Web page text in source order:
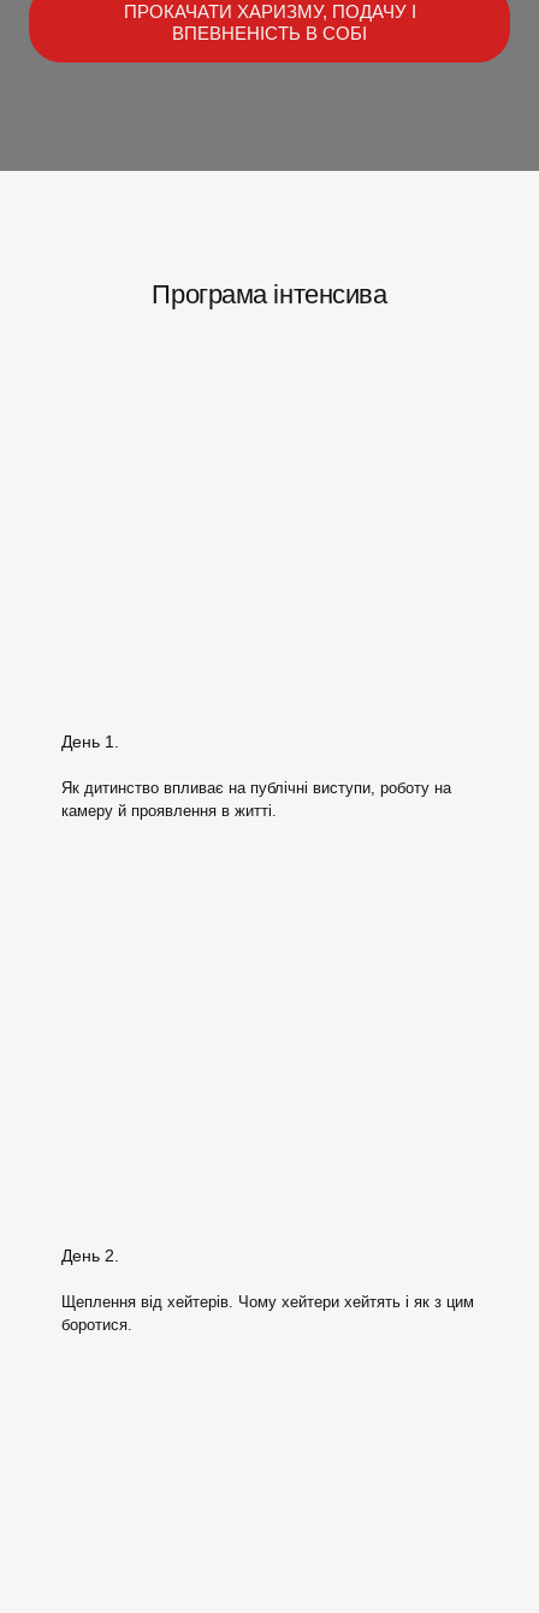
ПРОКАЧАТИ ХАРИЗМУ, ПОДАЧУ І
ВПЕВНЕНІСТЬ В СОБІ
Програма інтенсива
День 1.
Як дитинство впливає на публічні виступи, роботу на
камеру й проявлення в житті.
День 2.
Щеплення від хейтерів. Чому хейтери хейтять і як з цим
боротися.